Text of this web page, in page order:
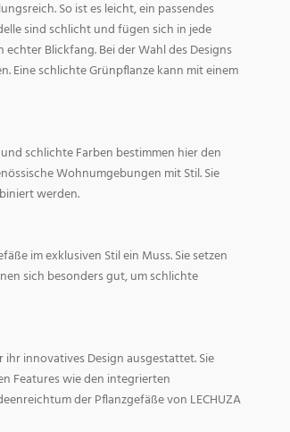
So ist es leicht, ein passendes
sind schlicht und fügen sich in jede
Blickfang. Bei der Wahl des Designs
Eine schlichte Grünpflanze kann mit einem
schlichte Farben bestimmen hier den
Wohnumgebungen mit Stil. Sie
werden.
im exklusiven Stil ein Muss. Sie setzen
sich besonders gut, um schlichte
innovatives Design ausgestattet. Sie
Features wie den integrierten
der Pflanzgefäße von LECHUZA